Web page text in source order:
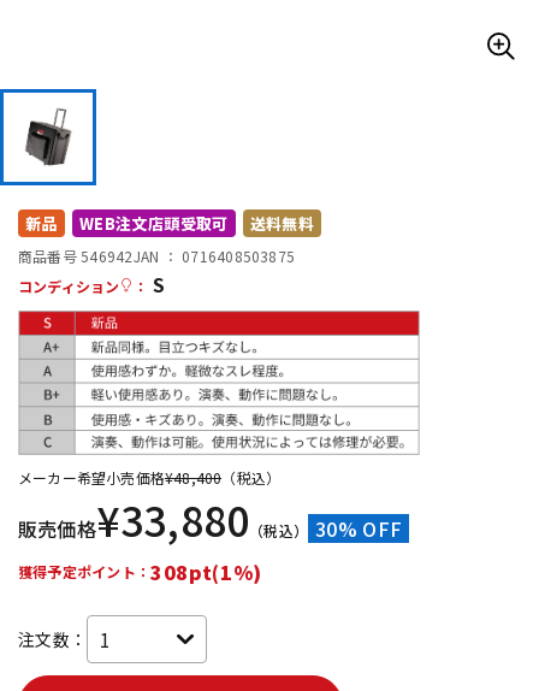
配信/ライブ機器
中古
新品 WEB注文店頭受取可 送料無料
商品番号 546942JAN ： 0716408503875
コンディション
： S
メーカー希望小売価格¥48,400 （税込）
販売価格¥33,880 （税込） 30% OFF
獲得予定ポイント：308pt(1%)
注文数：